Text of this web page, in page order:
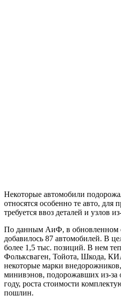
Некоторые автомобили
относятся особенно те авто, для
требуется ввоз деталей и узлов
По данным АиФ, в обновленном
добавилось 87 автомобилей. В
более 1,5 тыс. позиций. В нем
Фольксваген, Тойота, Шкода,
некоторые марки
минивэнов, подорожавших из-за
году, роста стоимости
пошлин.